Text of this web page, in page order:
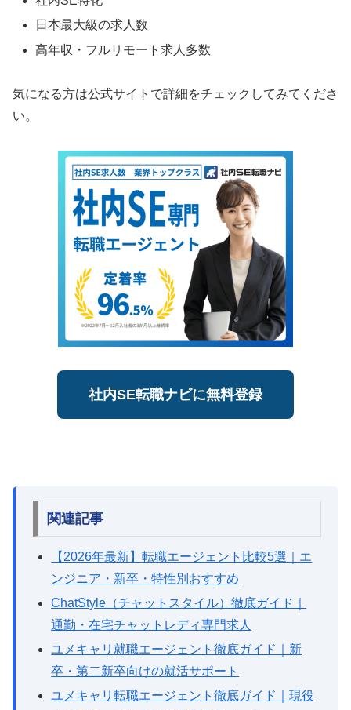
日本最大級の求人数
高年収・フルリモート求人多数
気になる方は公式サイトで詳細をチェックしてみてくださ
い。
社内SE転職ナビに無料登録
関連記事
【2026年最新】転職エージェント比較5選｜エ
ンジニア・新卒・特性別おすすめ
ChatStyle（チャットスタイル）徹底ガイド｜
通勤・在宅チャットレディ専門求人
ユメキャリ就職エージェント徹底ガイド｜新
卒・第二新卒向けの就活サポート
ユメキャリ転職エージェント徹底ガイド｜現役